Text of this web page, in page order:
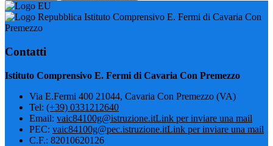
Istituto Comprensivo E. Fermi di Cavaria Con
Premezzo
Contatti
Istituto Comprensivo E. Fermi di Cavaria Con Premezzo
Via E.Fermi 400 21044, Cavaria Con Premezzo (VA)
Tel: (+39) 0331212640
Email: vaic84100g@istruzione.itLink per inviare una mail
PEC: vaic84100g@pec.istruzione.itLink per inviare una mail
C.F.: 82010620126